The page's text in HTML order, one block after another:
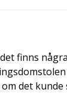
finns
det kunde